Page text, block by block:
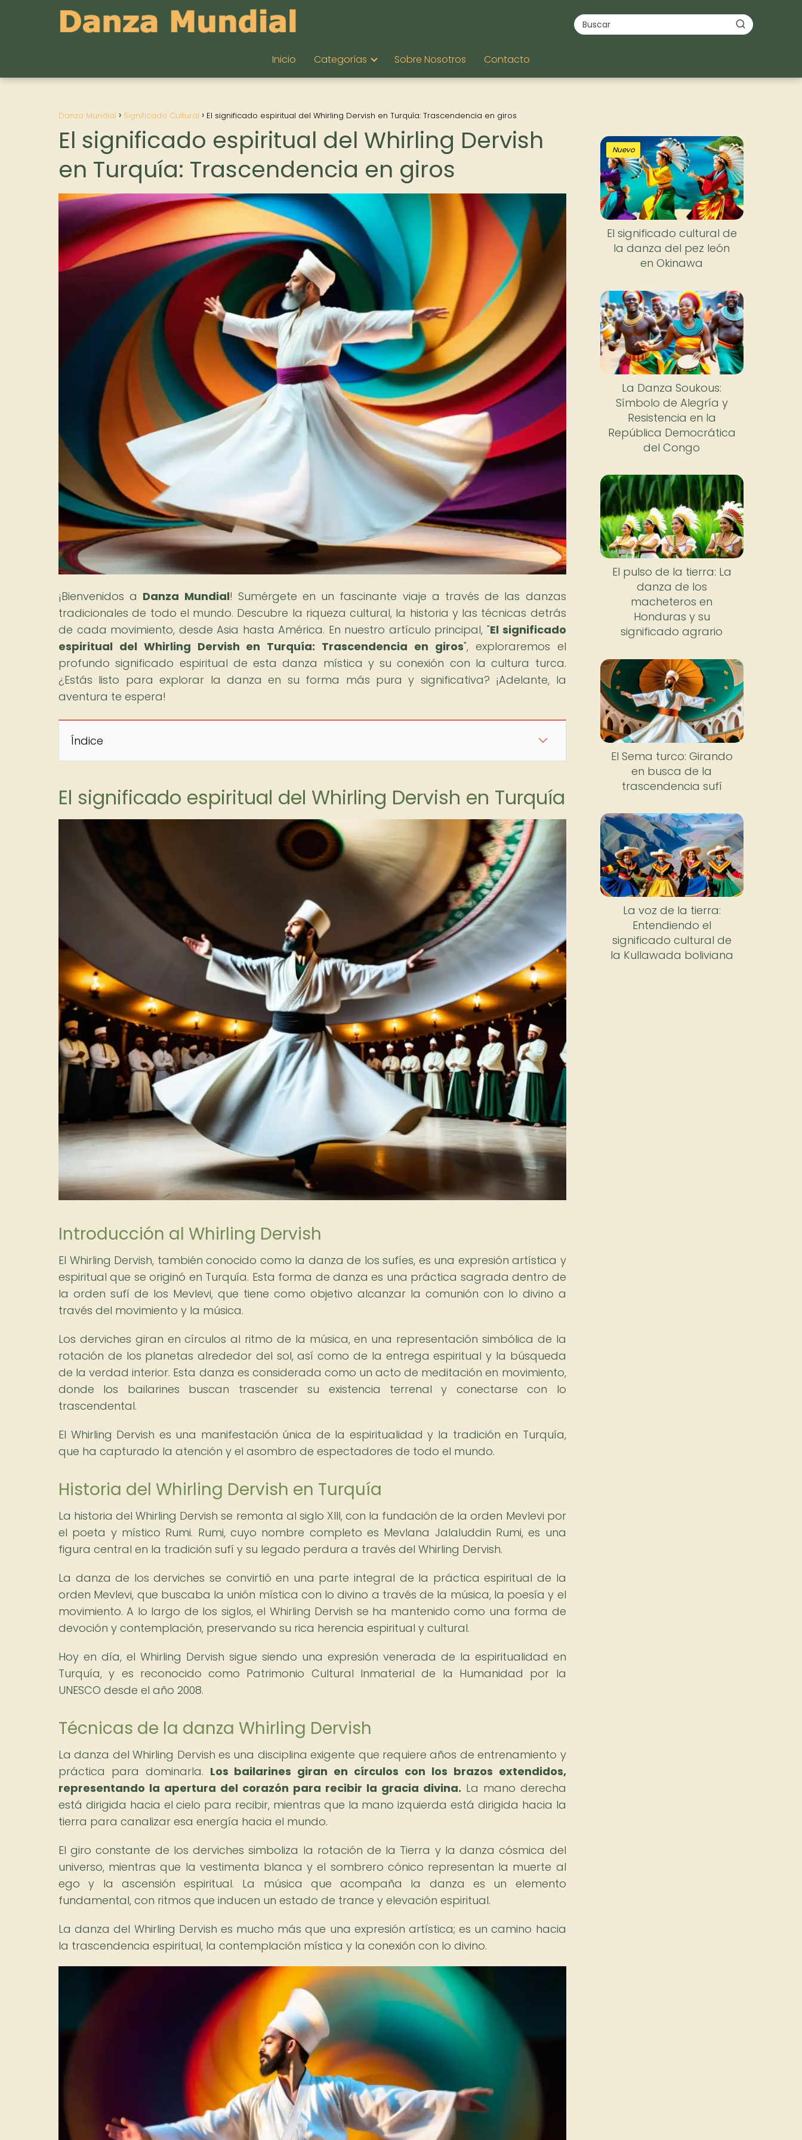
Inicio Categorías Sobre Nosotros Contacto
Danza Mundial Significado Cultural El significado espiritual del Whirling Dervish en Turquía: Trascendencia en giros
El significado espiritual del Whirling Dervish
en Turquía: Trascendencia en giros
¡Bienvenidos a Danza Mundial! Sumérgete en un fascinante viaje a través de las danzas
tradicionales de todo el mundo. Descubre la riqueza cultural, la historia y las técnicas detrás
de cada movimiento, desde Asia hasta América. En nuestro artículo principal, "El significado
espiritual del Whirling Dervish en Turquía: Trascendencia en giros", exploraremos el
profundo significado espiritual de esta danza mística y su conexión con la cultura turca.
¿Estás listo para explorar la danza en su forma más pura y significativa? ¡Adelante, la
aventura te espera!
Índice
El significado espiritual del Whirling Dervish en Turquía
Introducción al Whirling Dervish
El Whirling Dervish, también conocido como la danza de los sufíes, es una expresión artística y
espiritual que se originó en Turquía. Esta forma de danza es una práctica sagrada dentro de
la orden sufí de los Mevlevi, que tiene como objetivo alcanzar la comunión con lo divino a
través del movimiento y la música.
Los derviches giran en círculos al ritmo de la música, en una representación simbólica de la
rotación de los planetas alrededor del sol, así como de la entrega espiritual y la búsqueda
de la verdad interior. Esta danza es considerada como un acto de meditación en movimiento,
donde los bailarines buscan trascender su existencia terrenal y conectarse con lo
trascendental.
El Whirling Dervish es una manifestación única de la espiritualidad y la tradición en Turquía,
que ha capturado la atención y el asombro de espectadores de todo el mundo.
Historia del Whirling Dervish en Turquía
La historia del Whirling Dervish se remonta al siglo XIII, con la fundación de la orden Mevlevi por
el poeta y místico Rumi. Rumi, cuyo nombre completo es Mevlana Jalaluddin Rumi, es una
figura central en la tradición sufí y su legado perdura a través del Whirling Dervish.
La danza de los derviches se convirtió en una parte integral de la práctica espiritual de la
orden Mevlevi, que buscaba la unión mística con lo divino a través de la música, la poesía y el
movimiento. A lo largo de los siglos, el Whirling Dervish se ha mantenido como una forma de
devoción y contemplación, preservando su rica herencia espiritual y cultural.
Hoy en día, el Whirling Dervish sigue siendo una expresión venerada de la espiritualidad en
Turquía, y es reconocido como Patrimonio Cultural Inmaterial de la Humanidad por la
UNESCO desde el año 2008.
Técnicas de la danza Whirling Dervish
La danza del Whirling Dervish es una disciplina exigente que requiere años de entrenamiento y
práctica para dominarla. Los bailarines giran en círculos con los brazos extendidos,
representando la apertura del corazón para recibir la gracia divina. La mano derecha
está dirigida hacia el cielo para recibir, mientras que la mano izquierda está dirigida hacia la
tierra para canalizar esa energía hacia el mundo.
El giro constante de los derviches simboliza la rotación de la Tierra y la danza cósmica del
universo, mientras que la vestimenta blanca y el sombrero cónico representan la muerte al
ego y la ascensión espiritual. La música que acompaña la danza es un elemento
fundamental, con ritmos que inducen un estado de trance y elevación espiritual.
La danza del Whirling Dervish es mucho más que una expresión artística; es un camino hacia
la trascendencia espiritual, la contemplación mística y la conexión con lo divino.
Nuevo
El significado cultural de
la danza del pez león
en Okinawa
La Danza Soukous:
Símbolo de Alegría y
Resistencia en la
República Democrática
del Congo
El pulso de la tierra: La
danza de los
macheteros en
Honduras y su
significado agrario
El Sema turco: Girando
en busca de la
trascendencia sufí
La voz de la tierra:
Entendiendo el
significado cultural de
la Kullawada boliviana